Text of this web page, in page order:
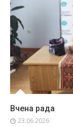
Вчена рада
23.06.2026